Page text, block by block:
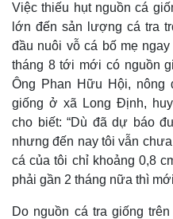
Việc thiếu hụt nguồn cá
lớn đến sản lượng cá tra
đầu nuôi vỗ cá bố mẹ
tháng 8 tới mới có nguồn
Ông Phan Hữu Hội,
giống ở xã Long Định,
cho biết: “Dù đã dự báo
nhưng đến nay tôi vẫn
cá của tôi chỉ khoảng 0,8
phải gần 2 tháng nữa thì
Do nguồn cá tra giống